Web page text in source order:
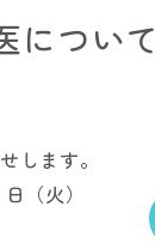
について
します。
（火）